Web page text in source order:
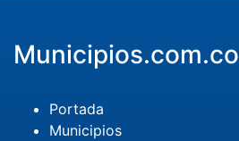
Municipios.com.co
Portada
Municipios